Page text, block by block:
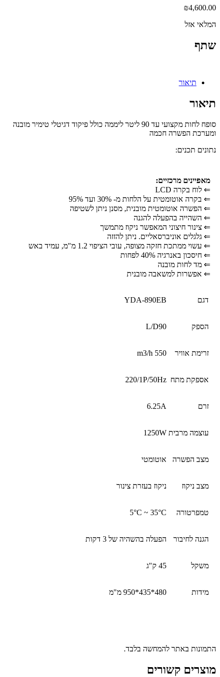
₪4,600.00
המלאי אזל
שתף
תיאור
תיאור
סופח לחות מקצועי עד 90 ליטר ליממה כולל פיקוד דגיטלי טימיר מובנה
ומערכת הפשרה חכמה
נתונים תכנים:
מאפיינים מרכזיים:
⇐ לוח בקרה LCD
⇐ בקרה אוטומטית על הלחות מ- 30% ועד 95%
⇐ הפשרה אוטומטית מובנית, מסנן ניתן לשטיפה
⇐ השהייה בהפעלה להגנה
⇐ צינור חיצוני המאפשר ניקוז מתמשך
⇐ גלגלים אוניברסאליים. ניתן להזזה
⇐ עשוי ממתכת חזקה מצופה, עובי הציפוי 1.2 מ"מ, עמיד באש
⇐ חיסכון באנרגיה 40% לפחות
⇐ מד לחות מובנה
⇐ אפשרות למשאבה מובנית
דגם YDA-890EB
הספק L/D90
זרימת אוויר m3/h 550
אספקת מתח 220/1P/50Hz
זרם 6.25A
עוצמה מרבית 1250W
מצב הפשרה אוטומטי
מצב ניקוז ניקוז בעזרת צינור
טמפרטורה 5°C ~ 35°C
הגנה לחיבור הפעלה בהשהיה של 3 דקות
משקל 45 ק"ג
מידות 480*435*950 מ"מ
התמונות באתר להמחשה בלבד.
מוצרים קשורים